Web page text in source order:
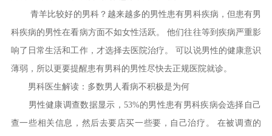
青羊比较好的男科？越来越多的男性患有男科疾病，但患有男
科疾病的男性在看病方面不如女性活跃。 他们往往等到疾病严重影
响了日常生活和工作，才选择去医院治疗。 可以说男性的健康意识
薄弱，所以更要提醒患有男科的男性尽快去正规医院就诊。
男科医生解读：多数男人看病不积极是为何
男性健康调查数据显示，53%的男性患有男科疾病会选择自己
查一些相关信息，然后去要店买一些要，自己治疗。 在被调查的